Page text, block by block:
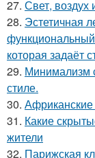
27. Свет, воздух
28. Эстетичная
которая задаёт
29. Минимализм
стиле.
30.
31. Какие
жители
32. Парижская